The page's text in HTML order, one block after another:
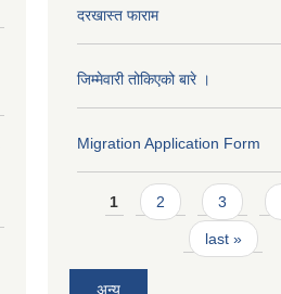
दरखास्त फाराम
जिम्मेवारी तोकिएको बारे ।
Migration Application Form
Pages
1 2 3
last »
अन्य